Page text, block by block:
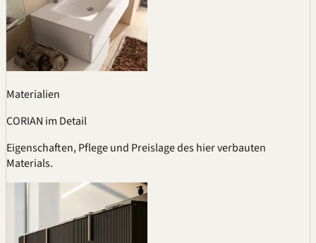
Materialien
CORIAN im Detail
Eigenschaften, Pflege und Preislage des hier verbauten
Materials.